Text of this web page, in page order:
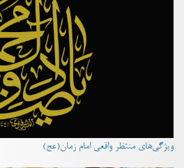
ویژگی‌های منتظر واقعی امام زمان(عج)